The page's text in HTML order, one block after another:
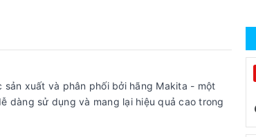
xuất và phân phối bởi hãng Makita - một
dàng sử dụng và mang lại hiệu quả cao trong